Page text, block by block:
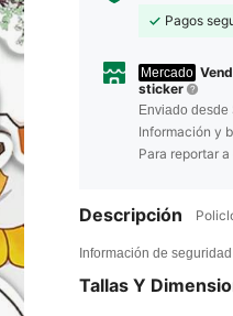
Pagos
Mercado
sticker
Enviado desde
Información y
Para reportar
Descripción
Información de
Tallas Y4,96